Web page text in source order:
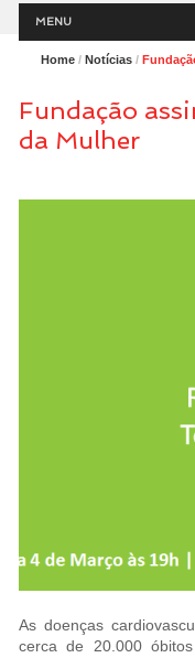
Menu
MENU
Home/ Notícias/
Fundação
da Mulher
As doenças
cerca de 20.000